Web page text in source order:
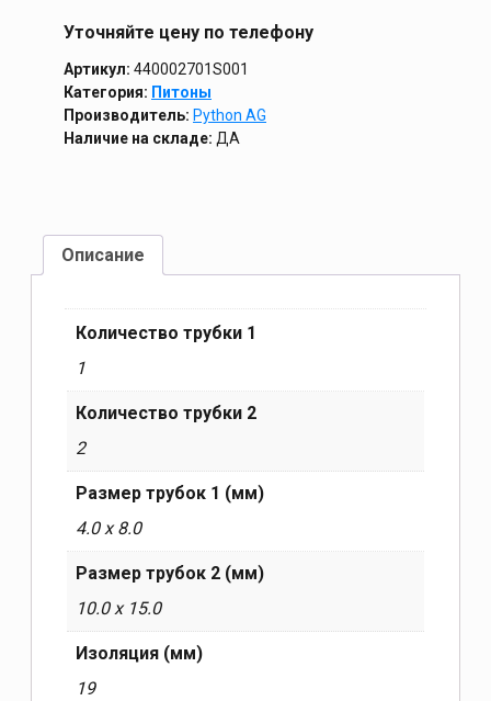
Уточняйте цену по телефону
Артикул: 440002701S001
Категория: Питоны
Производитель: Python AG
Наличие на складе: ДА
Описание
Количество трубки 1
1
Количество трубки 2
2
Размер трубок 1 (мм)
4.0 x 8.0
Размер трубок 2 (мм)
10.0 x 15.0
Изоляция (мм)
19